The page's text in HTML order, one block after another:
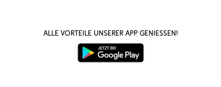
Alle Vorteile unserer App genießen!